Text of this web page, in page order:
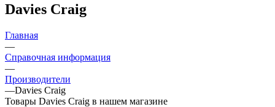
Davies Craig
Главная
—
Справочная информация
—
Производители
—Davies Craig
Товары Davies Craig в нашем магазине